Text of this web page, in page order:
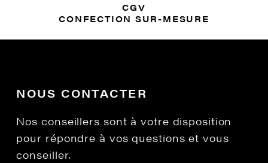
CGV
CONFECTION SUR-MESURE
NOUS CONTACTER
Nos conseillers sont à votre disposition
pour répondre à vos questions et vous
conseiller.